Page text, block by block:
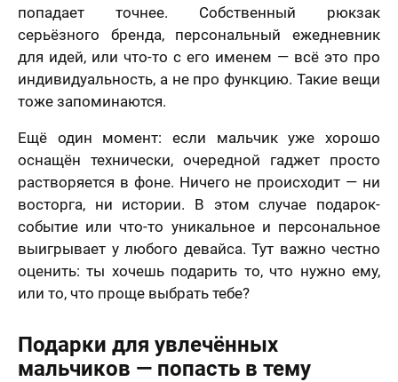
попадает точнее. Собственный рюкзак
серьёзного бренда, персональный ежедневник
для идей, или что-то с его именем — всё это про
индивидуальность, а не про функцию. Такие вещи
тоже запоминаются.
Ещё один момент: если мальчик уже хорошо
оснащён технически, очередной гаджет просто
растворяется в фоне. Ничего не происходит — ни
восторга, ни истории. В этом случае подарок-
событие или что-то уникальное и персональное
выигрывает у любого девайса. Тут важно честно
оценить: ты хочешь подарить то, что нужно ему,
или то, что проще выбрать тебе?
Подарки для увлечённых
мальчиков — попасть в тему